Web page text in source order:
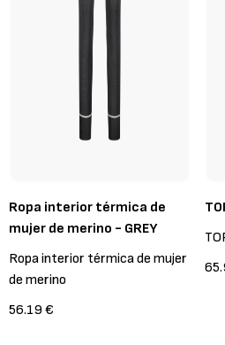
Ropa interior térmica de
mujer de merino - GREY
Ropa interior térmica de mujer
de merino
56.19 €